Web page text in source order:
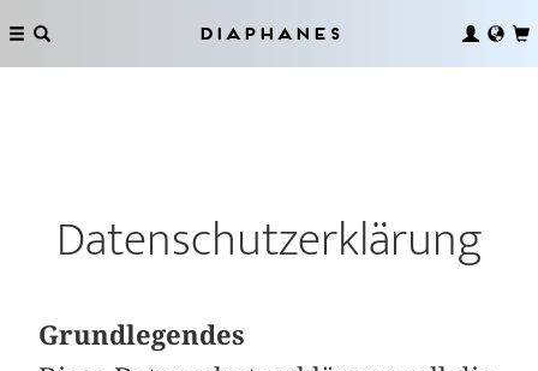
Diaphanes
Datenschutzerklärung
Grundlegendes